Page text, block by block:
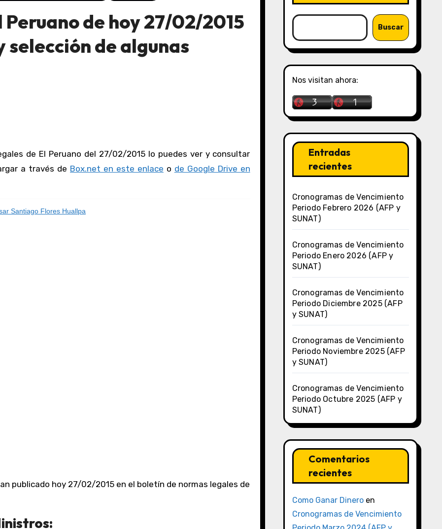
de hoy 27/02/2015
selección de algunas
a través de Box.net en este enlace o de Google Drive en
Santiago Flores Huallpa
publicado hoy 27/02/2015 en el boletín de normas legales de
Buscar
Nos visitan ahora:
Entradas
recientes
Cronogramas de Vencimiento
Periodo Febrero 2026 (AFP y
SUNAT)
Cronogramas de Vencimiento
Periodo Enero 2026 (AFP y
SUNAT)
Cronogramas de Vencimiento
Periodo Diciembre 2025 (AFP
y SUNAT)
Cronogramas de Vencimiento
Periodo Noviembre 2025 (AFP
y SUNAT)
Cronogramas de Vencimiento
Periodo Octubre 2025 (AFP y
SUNAT)
Comentarios
recientes
Como Ganar Dineroen
Cronogramas de Vencimiento